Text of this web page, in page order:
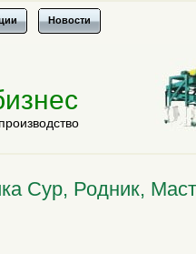
Новости
Сур, Родник,